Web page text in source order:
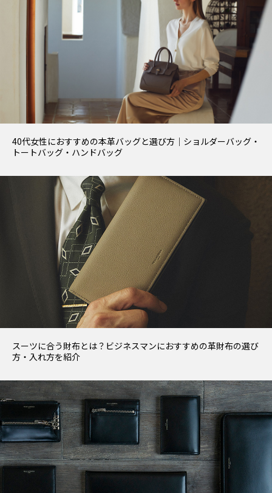
40代女性におすすめの本革バッグと選び方｜ショルダーバッグ・
トートバッグ・ハンドバッグ
スーツに合う財布とは？ビジネスマンにおすすめの革財布の選び
方・入れ方を紹介